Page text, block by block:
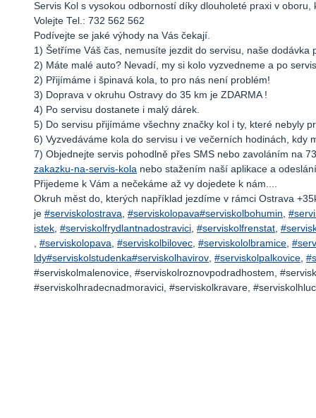
Servis Kol s vysokou odborností díky dlouholeté praxi v
Volejte Tel.: 732 562 562
Podívejte se jaké výhody na Vás čekají.
1) Šetříme Váš čas, nemusíte jezdit do servisu, naše dodávka
2) Máte malé auto? Nevadí, my si kolo vyzvedneme a po
2) Přijímáme i špinavá kola, to pro nás není problém!
3) Doprava v okruhu Ostravy do 35 km je ZDARMA !
4) Po servisu dostanete i malý dárek.
5) Do servisu přijímáme všechny značky kol i ty, které nebyly
6) Vyzvedáváme kola do servisu i ve večerních hodinách, kdy
7) Objednejte servis pohodlně přes SMS nebo zavoláním na
zakazku-na-servis-kola nebo stažením naší aplikace a
Přijedeme k Vám a nečekáme až vy dojedete k nám....
Okruh měst do, kterých například jezdíme v rámci Ostrava
je #serviskolostrava, #serviskolopava#serviskolbohumin,
istek, #serviskolfrydlantnadostravici, #serviskolfrenstat,
, #serviskolopava, #serviskolbilovec, #serviskololbramice,
ldy#serviskolstudenka#serviskolhavirov, #serviskolpalkovice,
#serviskolmalenovice, #serviskolroznovpodradhostem,
#serviskolhradecnadmoravici, #serviskolkravare,